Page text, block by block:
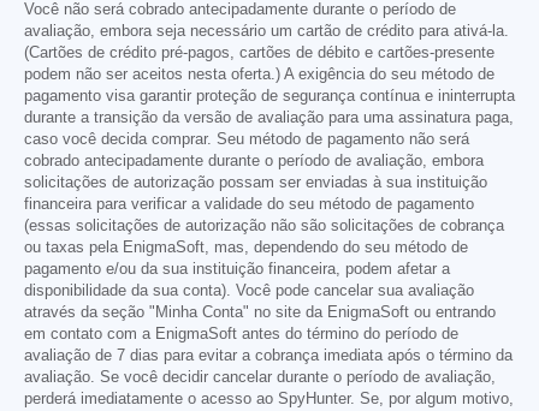
Você não será cobrado antecipadamente durante o período de
avaliação, embora seja necessário um cartão de crédito para ativá-la.
(Cartões de crédito pré-pagos, cartões de débito e cartões-presente
podem não ser aceitos nesta oferta.) A exigência do seu método de
pagamento visa garantir proteção de segurança contínua e ininterrupta
durante a transição da versão de avaliação para uma assinatura paga,
caso você decida comprar. Seu método de pagamento não será
cobrado antecipadamente durante o período de avaliação, embora
solicitações de autorização possam ser enviadas à sua instituição
financeira para verificar a validade do seu método de pagamento
(essas solicitações de autorização não são solicitações de cobrança
ou taxas pela EnigmaSoft, mas, dependendo do seu método de
pagamento e/ou da sua instituição financeira, podem afetar a
disponibilidade da sua conta). Você pode cancelar sua avaliação
através da seção "Minha Conta" no site da EnigmaSoft ou entrando
em contato com a EnigmaSoft antes do término do período de
avaliação de 7 dias para evitar a cobrança imediata após o término da
avaliação. Se você decidir cancelar durante o período de avaliação,
perderá imediatamente o acesso ao SpyHunter. Se, por algum motivo,